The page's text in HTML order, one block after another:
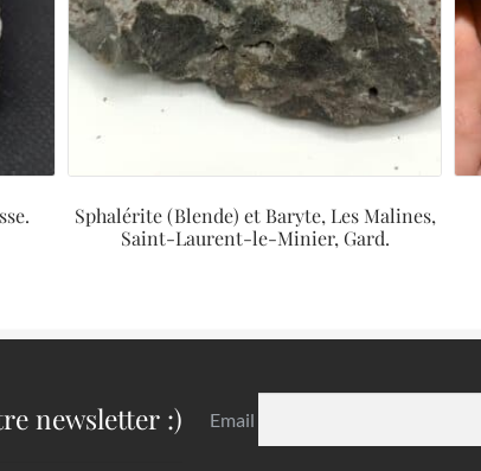
Sphalérite (Blende) et Baryte, Les Malines,
Saint-Laurent-le-Minier, Gard.
newsletter :) Email